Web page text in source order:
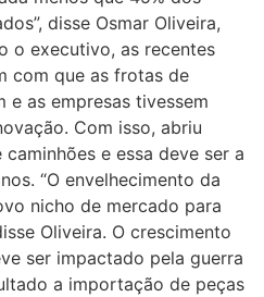
disse Osmar Oliveira,
o executivo, as recentes
com que as frotas de
e as empresas tivessem
Com isso, abriu
e essa deve ser a
“O envelhecimento da
nicho de mercado para
Oliveira. O crescimento
ser impactado pela guerra
a importação de peças